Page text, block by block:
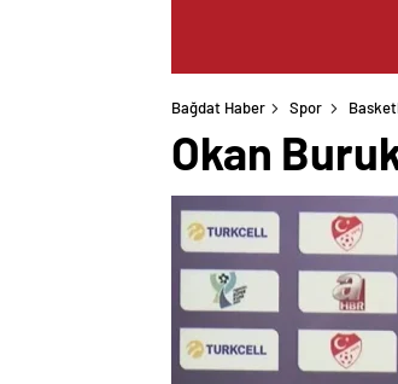
Bağdat Haber Spor
Okan